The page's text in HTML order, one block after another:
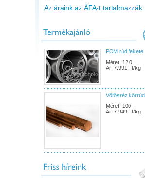
Az áraink az ÁFA-t tartalmazzák.
POM rúd fekete
Méret: 12,0
Ár: 7.991 Ft/kg
Vörösréz körrúd
Méret: 100
Ár: 7.949 Ft/kg